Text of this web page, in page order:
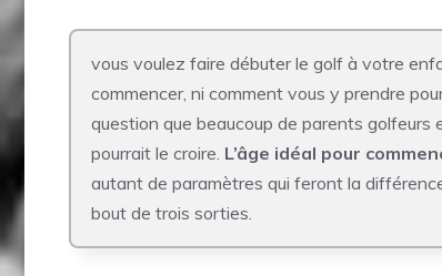
vous voulez faire débuter le golf à votre
commencer, ni comment vous y prendre
question que beaucoup de parents golfeurs
pourrait le croire. L’âge idéal pour
autant de paramètres qui feront la
bout de trois sorties.